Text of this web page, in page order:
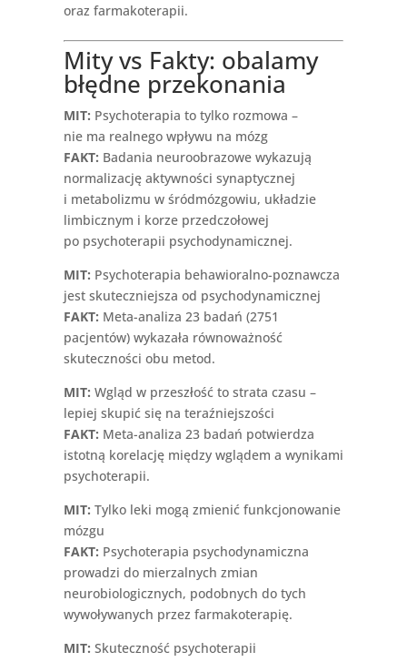
oraz farmakoterapii.
Mity vs Fakty: obalamy
błędne przekonania
MIT: Psychoterapia to tylko rozmowa –
nie ma realnego wpływu na mózg
FAKT: Badania neuroobrazowe wykazują
normalizację aktywności synaptycznej
i metabolizmu w śródmózgowiu, układzie
limbicznym i korze przedczołowej
po psychoterapii psychodynamicznej.
MIT: Psychoterapia behawioralno-poznawcza
jest skuteczniejsza od psychodynamicznej
FAKT: Meta-analiza 23 badań (2751
pacjentów) wykazała równoważność
skuteczności obu metod.
MIT: Wgląd w przeszłość to strata czasu –
lepiej skupić się na teraźniejszości
FAKT: Meta-analiza 23 badań potwierdza
istotną korelację między wglądem a wynikami
psychoterapii.
MIT: Tylko leki mogą zmienić funkcjonowanie
mózgu
FAKT: Psychoterapia psychodynamiczna
prowadzi do mierzalnych zmian
neurobiologicznych, podobnych do tych
wywoływanych przez farmakoterapię.
MIT: Skuteczność psychoterapii